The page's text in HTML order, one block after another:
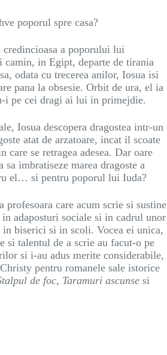
poporul spre casa?
credincioasa a poporului lui
camin, in Egipt, departe de tirania
odata cu trecerea anilor, Iosua isi
pana la obsesie. Orbit de ura, el ia
i pe cei dragi ai lui in primejdie.
Iosua descopera dragostea intr-un
atat de arzatoare, incat il scoate
care se retragea adesea. Dar oare
sa imbratiseze marea dragoste a
el… si pentru poporul lui Iuda?
profesoara care acum scrie si sustine
adaposturi sociale si in cadrul unor
in biserici si in scoli. Vocea ei unica,
si talentul de a scrie au facut-o pe
si i-au adus merite considerabile,
pentru romanele sale istorice
de foc, Taramuri ascunse si